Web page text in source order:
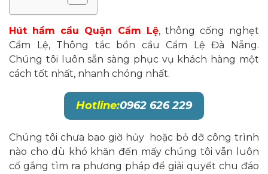
Hút hầm cầu Quận Cẩm Lệ, thông cống nghẹt
Cẩm Lệ, Thông tắc bồn cầu Cẩm Lệ Đà Nẵng.
Chúng tôi luôn sẵn sàng phục vụ khách hàng một
cách tốt nhất, nhanh chóng nhất.
Hotline:0962 626 229
Chúng tôi chưa bao giờ hủy hoặc bỏ dỡ công trình
nào cho dù khó khăn đến mấy chúng tôi vẫn luôn
cố gắng tìm ra phương pháp để giải quyết chu đáo